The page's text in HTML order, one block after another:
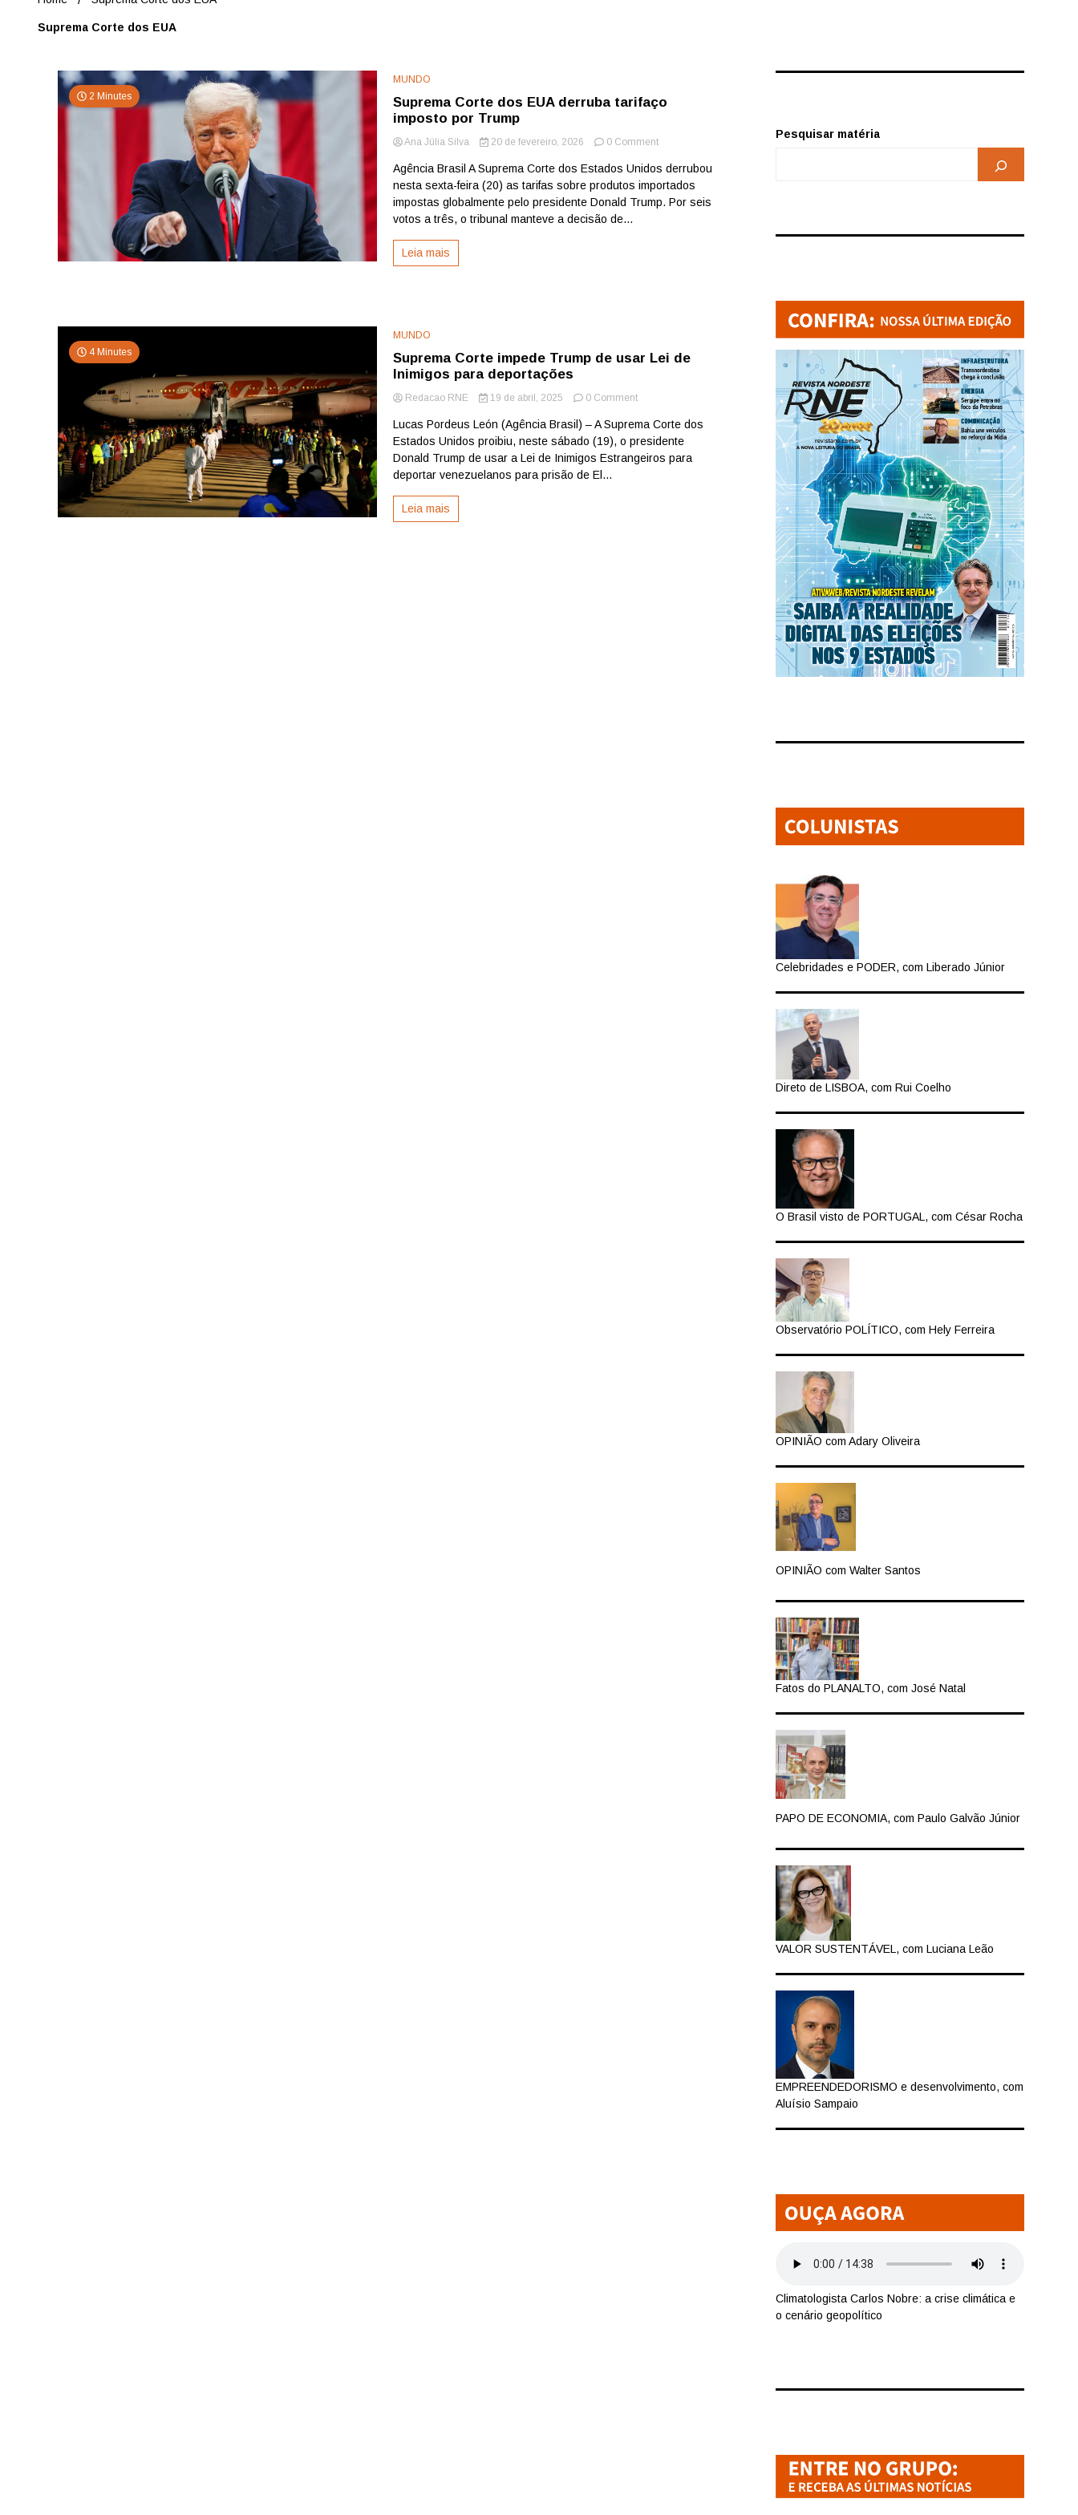
Suprema Corte dos EUA
2 Minutes
MUNDO
Suprema Corte dos EUA derruba tarifaço
imposto por Trump
Ana Júlia Silva 20 de fevereiro, 2026 0 Commenton
Corte
dos
EUA
Agência Brasil A Suprema Corte dos Estados Unidos derrubou
nesta sexta-feira (20) as tarifas sobre produtos importados
impostas globalmente pelo presidente Donald Trump. Por seis
votos a três, o tribunal manteve a decisão de...
Leia mais
4 Minutes
MUNDO
Suprema Corte impede Trump de usar Lei de
Inimigos para deportações
Redacao RNE 19 de abril, 2025 0 Commenton
Corte
impede
Trump
Lucas Pordeus León (Agência Brasil) – A Suprema Corte dos
Estados Unidos proibiu, neste sábado (19), o presidente
Donald Trump de usar a Lei de Inimigos Estrangeiros para
deportar venezuelanos para prisão de El...
Leia mais
Pesquisar matéria
Celebridades e PODER, com Liberado Júnior
Direto de LISBOA, com Rui Coelho
O Brasil visto de PORTUGAL, com César Rocha
Observatório POLÍTICO, com Hely Ferreira
OPINIÃO com Adary Oliveira
OPINIÃO com Walter Santos
Fatos do PLANALTO, com José Natal
PAPO DE ECONOMIA, com Paulo Galvão Júnior
VALOR SUSTENTÁVEL, com Luciana Leão
EMPREENDEDORISMO e desenvolvimento, com
Aluísio Sampaio
Climatologista Carlos Nobre: a crise climática e
o cenário geopolítico